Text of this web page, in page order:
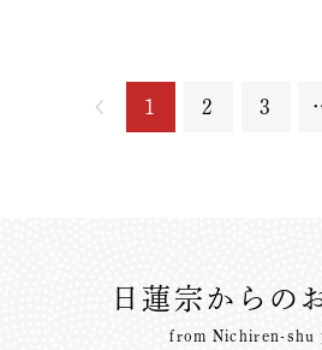
1 2 3
日蓮宗からの
from Nichiren-shu